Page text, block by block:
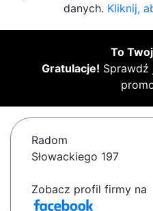
danych. Kliknij,
To
Gratulacje! Sprawdź
Radom
Słowackiego 197
Zobacz profil firmy na